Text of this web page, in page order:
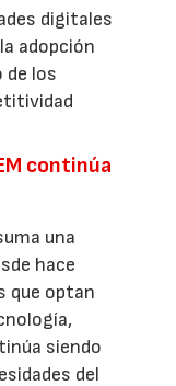
digitales
adopción
de los
continúa
una
hace
que optan
siendo
del